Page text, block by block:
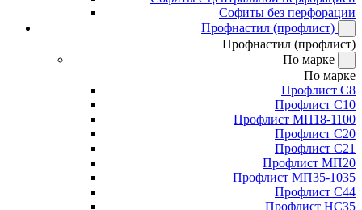
Софиты без перфорации
Профнастил (профлист)
Профнастил (профлист)
По марке
По марке
Профлист С8
Профлист С10
Профлист МП18-1100
Профлист С20
Профлист С21
Профлист МП20
Профлист МП35-1035
Профлист С44
Профлист НС35